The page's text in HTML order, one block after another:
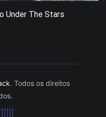
Under The Stars
. Todos os direitos